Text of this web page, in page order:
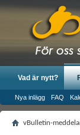
Vad är nytt?
Nya inlägg FAQ
vBulletin-